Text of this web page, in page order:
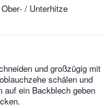
/ Unterhitze
und großzügig mit
schälen und
auf ein Backblech geben